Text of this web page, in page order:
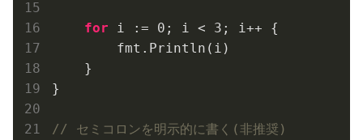
for i := 0 ; i < 3 ; i++ {
        fmt.Println(i)
    }
}
// セミコロンを明示的に書く(非推奨)